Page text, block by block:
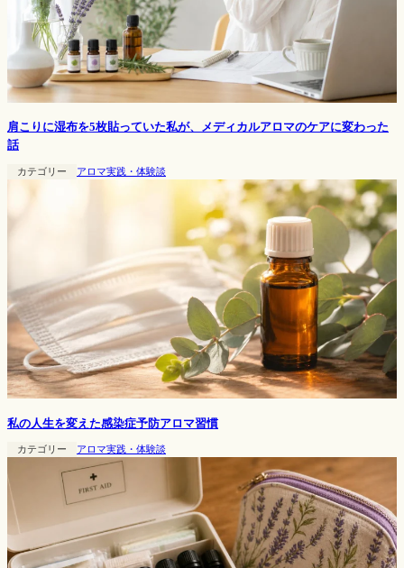
肩こりに湿布を5枚貼っていた私が、メディカルアロマのケアに変わった
話
カテゴリー アロマ実践・体験談
私の人生を変えた感染症予防アロマ習慣
カテゴリー アロマ実践・体験談